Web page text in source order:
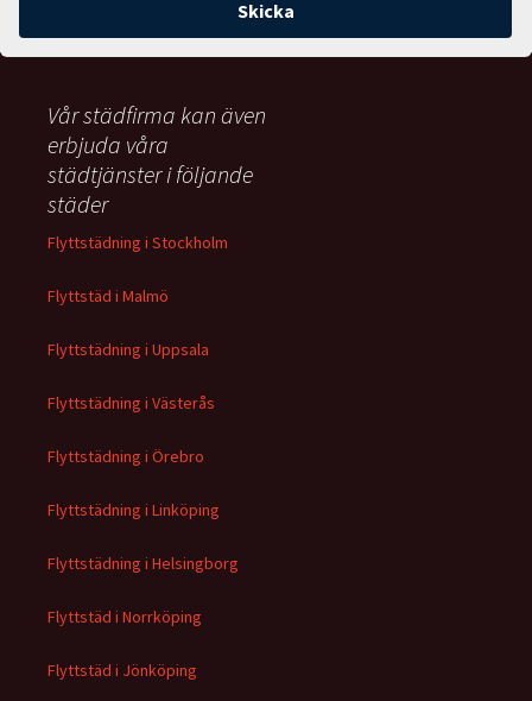
Vår städfirma kan även
erbjuda våra
städtjänster i följande
städer
Flyttstädning i Stockholm
Flyttstäd i Malmö
Flyttstädning i Uppsala
Flyttstädning i Västerås
Flyttstädning i Örebro
Flyttstädning i Linköping
Flyttstädning i Helsingborg
Flyttstäd i Norrköping
Flyttstäd i Jönköping